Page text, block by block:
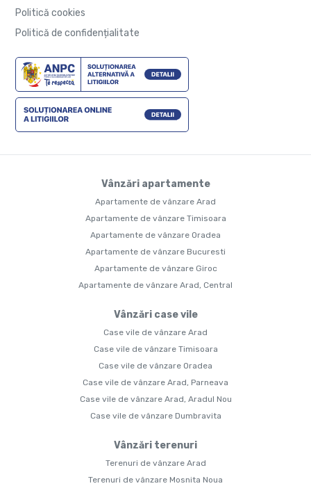
Politică cookies
Politică de confidențialitate
Vânzări apartamente
Apartamente de vânzare Arad
Apartamente de vânzare Timisoara
Apartamente de vânzare Oradea
Apartamente de vânzare Bucuresti
Apartamente de vânzare Giroc
Apartamente de vânzare Arad, Central
Vânzări case vile
Case vile de vânzare Arad
Case vile de vânzare Timisoara
Case vile de vânzare Oradea
Case vile de vânzare Arad, Parneava
Case vile de vânzare Arad, Aradul Nou
Case vile de vânzare Dumbravita
Vânzări terenuri
Terenuri de vânzare Arad
Terenuri de vânzare Mosnita Noua